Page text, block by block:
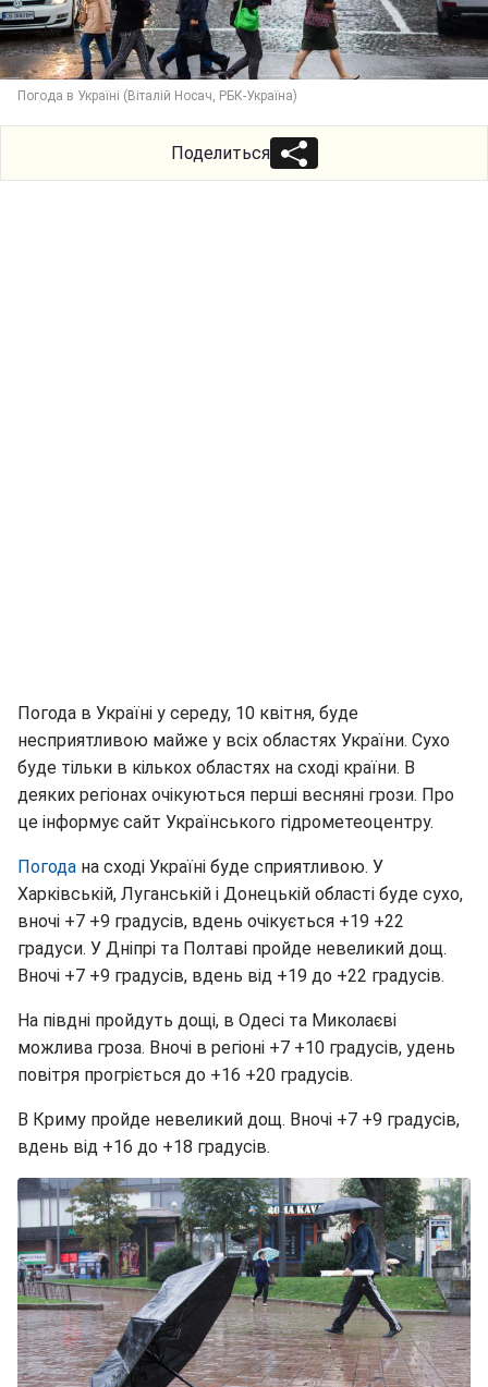
Погода в Україні (Віталій Носач, РБК-Україна)
Поделиться
Погода в Україні у середу, 10 квітня, буде
несприятливою майже у всіх областях України. Сухо
буде тільки в кількох областях на сході країни. В
деяких регіонах очікуються перші весняні грози. Про
це інформує сайт Українського гідрометеоцентру.
Погода на сході Україні буде сприятливою. У
Харківській, Луганській і Донецькій області буде сухо,
вночі +7 +9 градусів, вдень очікується +19 +22
градуси. У Дніпрі та Полтаві пройде невеликий дощ.
Вночі +7 +9 градусів, вдень від +19 до +22 градусів.
На півдні пройдуть дощі, в Одесі та Миколаєві
можлива гроза. Вночі в регіоні +7 +10 градусів, удень
повітря прогріється до +16 +20 градусів.
В Криму пройде невеликий дощ. Вночі +7 +9 градусів,
вдень від +16 до +18 градусів.